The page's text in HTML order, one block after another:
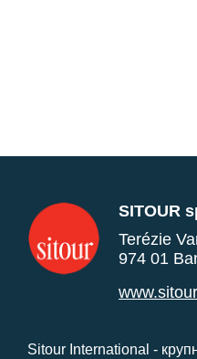
SITOUR
Terézie
974 01
Sitour International -